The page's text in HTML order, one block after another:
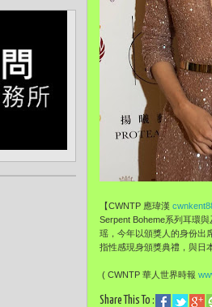
【CWNTP 應瑋漢
Serpent Boheme系列耳環
瑶，今年以頒獎人的身份出
指性感現身頒獎典禮，與日
( CWNTP 華人世界時報
Share This To :